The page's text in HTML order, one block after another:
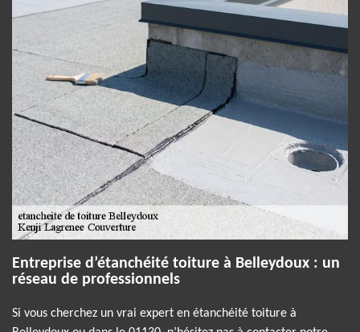
Entreprise d’étanchéité toiture à Belleydoux : un
réseau de professionnels
Si vous cherchez un vrai expert en étanchéité toiture à